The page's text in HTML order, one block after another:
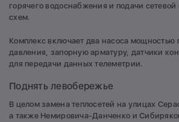
горячего водоснабжения и подачи
схем.
Комплекс включает два насоса мощностью
давления, запорную арматуру, датчики
для передачи данных телеметрии.
Поднять левобережье
В целом замена теплосетей на улицах
а также Немировича-Данченко и